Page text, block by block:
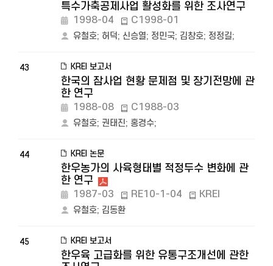
특수가축공제사업 활성화를 위한 조사연구
1998-04 C1998-01
유철호; 허덕; 신승열; 정민국; 김창호; 정정길;
43 KREI 보고서
한국의 잠사업 현황 문제점 및 장기전망에 관
한 연구
1988-08 C1988-03
유철호; 권태진; 홍경수;
44 KREI 논문
한우농가의 사육형태별 적정두수 변화에 관
한 연구
1987-03 RE10-1-04 KREI
유철호; 김동환
45 KREI 보고서
한우육 고급화를 위한 유통구조개선에 관한